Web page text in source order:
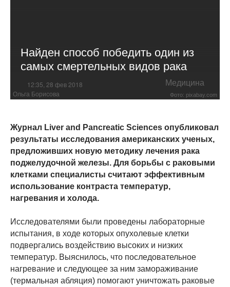
Найден способ победить один из
самых смертельных видов рака
12:35, 28 фев 2018 Медицина
Ольга Борисова Фото: pixabay.com
Журнал Liver and Pancreatic Sciences опубликовал
результаты исследования американских ученых,
предложивших новую методику лечения рака
поджелудочной железы. Для борьбы с раковыми
клетками специалисты считают эффективным
использование контраста температур,
нагревания и холода.
Исследователями были проведены лабораторные
испытания, в ходе которых опухолевые клетки
подвергались воздействию высоких и низких
температур. Выяснилось, что последовательное
нагревание и следующее за ним замораживание
(термальная абляция) помогают уничтожать раковые